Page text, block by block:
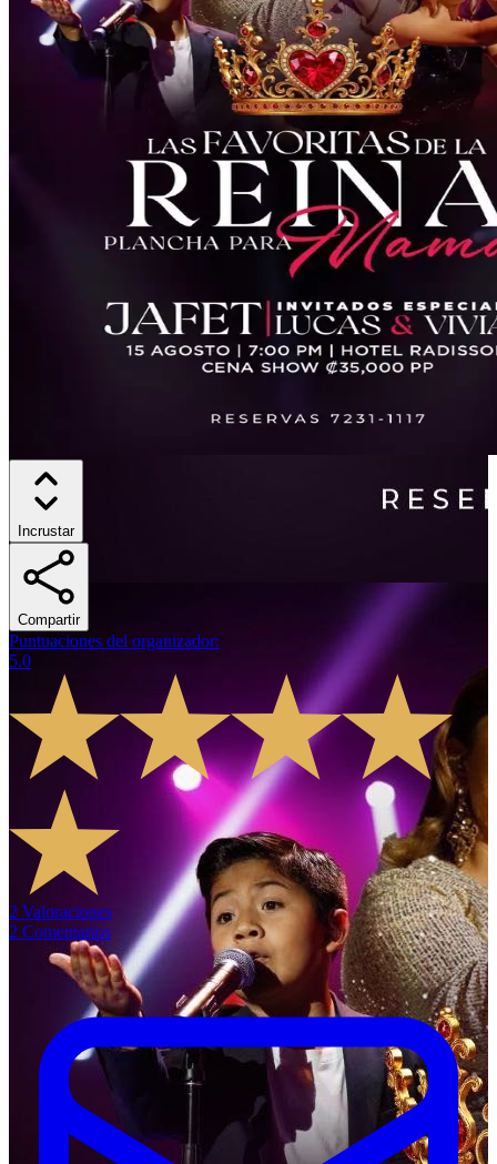
Incrustar
Compartir
Puntuaciones del organizador:
5.0
2 Valoraciones
2 Comentarios